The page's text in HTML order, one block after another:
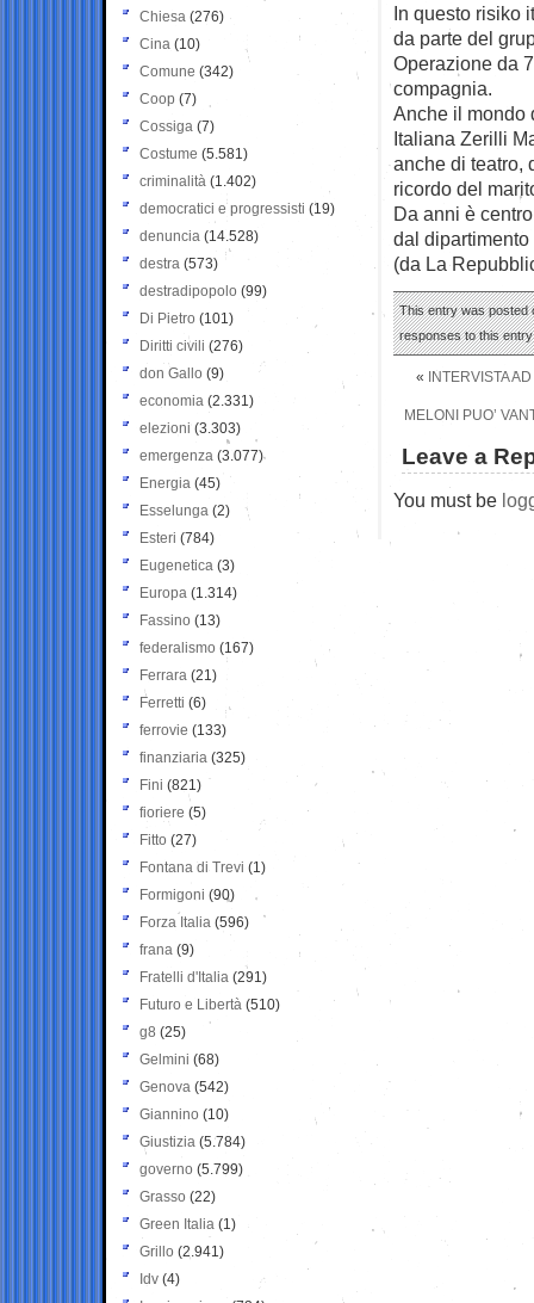
In questo risiko
da parte del
Operazione da
compagnia.
Anche il mondo
Italiana Zerilli
anche di teatro,
ricordo del
Da anni è
dal dipartimento
(da La
This entry was posted
responses to this
« INTERVISTA
MELONI PUO’
Leave a
You must be
Chiesa (276)
Cina (10)
Comune (342)
Coop (7)
Cossiga (7)
Costume (5.581)
criminalità (1.402)
democratici e progressisti (19)
denuncia (14.528)
destra (573)
destradipopolo (99)
Di Pietro (101)
Diritti civili (276)
don Gallo (9)
economia (2.331)
elezioni (3.303)
emergenza (3.077)
Energia (45)
Esselunga (2)
Esteri (784)
Eugenetica (3)
Europa (1.314)
Fassino (13)
federalismo (167)
Ferrara (21)
Ferretti (6)
ferrovie (133)
finanziaria (325)
Fini (821)
fioriere (5)
Fitto (27)
Fontana di Trevi (1)
Formigoni (90)
Forza Italia (596)
frana (9)
Fratelli d'Italia (291)
Futuro e Libertà (510)
g8 (25)
Gelmini (68)
Genova (542)
Giannino (10)
Giustizia (5.784)
governo (5.799)
Grasso (22)
Green Italia (1)
Grillo (2.941)
Idv (4)